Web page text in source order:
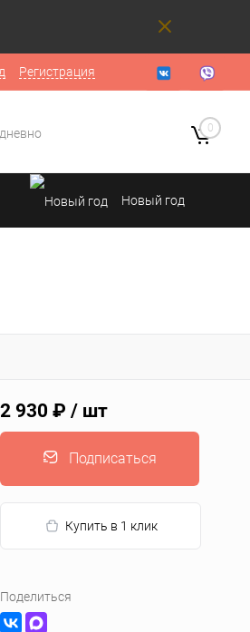
Регистрация
0
Новый год
2 930 ₽ / шт
Подписаться
Купить в 1 клик
Поделиться